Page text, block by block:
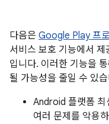
다음은 Google Play 프
서비스 보호 기능에서
입니다. 이러한 기능을
될 가능성을 줄일 수 있
Android 플랫폼 최
여러 문제를 악용